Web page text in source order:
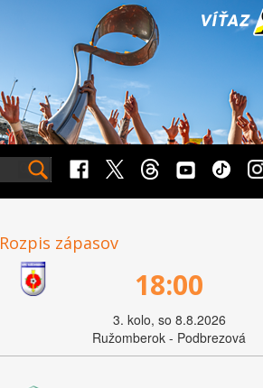
Rozpis zápasov
18:00
3. kolo, so 8.8.2026
Ružomberok - Podbrezová